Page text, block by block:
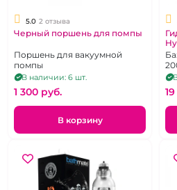
5.0 2 отзыва
Черный поршень для помпы
Поршень для вакуумной
помпы
В наличии: 6 шт.
1 300 pуб.
В корзину
от